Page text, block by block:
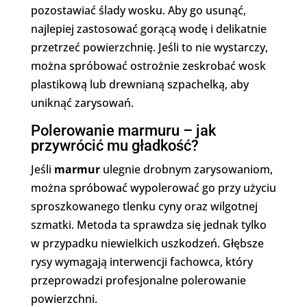
pozostawiać ślady wosku. Aby go usunąć,
najlepiej zastosować gorącą wodę i delikatnie
przetrzeć powierzchnię. Jeśli to nie wystarczy,
można spróbować ostrożnie zeskrobać wosk
plastikową lub drewnianą szpachelką, aby
uniknąć zarysowań.
Polerowanie marmuru – jak
przywrócić mu gładkość?
Jeśli marmurulegnie drobnym zarysowaniom,
można spróbować wypolerować go przy użyciu
sproszkowanego tlenku cyny oraz wilgotnej
szmatki. Metoda ta sprawdza się jednak tylko
w przypadku niewielkich uszkodzeń. Głębsze
rysy wymagają interwencji fachowca, który
przeprowadzi profesjonalne polerowanie
powierzchni.